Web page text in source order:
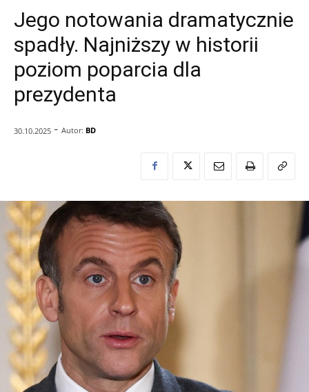
Jego notowania dramatycznie
spadły. Najniższy w historii
poziom poparcia dla
prezydenta
30.10.2025 - Autor: BD